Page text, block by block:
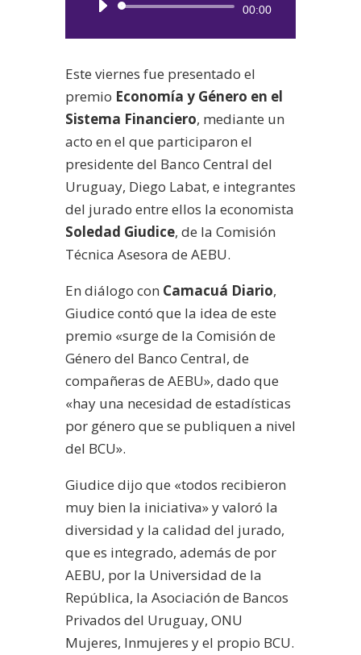
Reproductor
00:00
Este viernes fue presentado el
premio Economía y Género en el
Sistema Financiero, mediante un
acto en el que participaron el
presidente del Banco Central del
Uruguay, Diego Labat, e integrantes
del jurado entre ellos la economista
Soledad Giudice, de la Comisión
Técnica Asesora de AEBU.
En diálogo con Camacuá Diario,
Giudice contó que la idea de este
premio «surge de la Comisión de
Género del Banco Central, de
compañeras de AEBU», dado que
«hay una necesidad de estadísticas
por género que se publiquen a nivel
del BCU».
Giudice dijo que «todos recibieron
muy bien la iniciativa» y valoró la
diversidad y la calidad del jurado,
que es integrado, además de por
AEBU, por la Universidad de la
República, la Asociación de Bancos
Privados del Uruguay, ONU
Mujeres, Inmujeres y el propio BCU.